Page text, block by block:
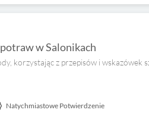
w Salonikach
korzystając z przepisów i wskazówek
Natychmiastowe Potwierdzenie